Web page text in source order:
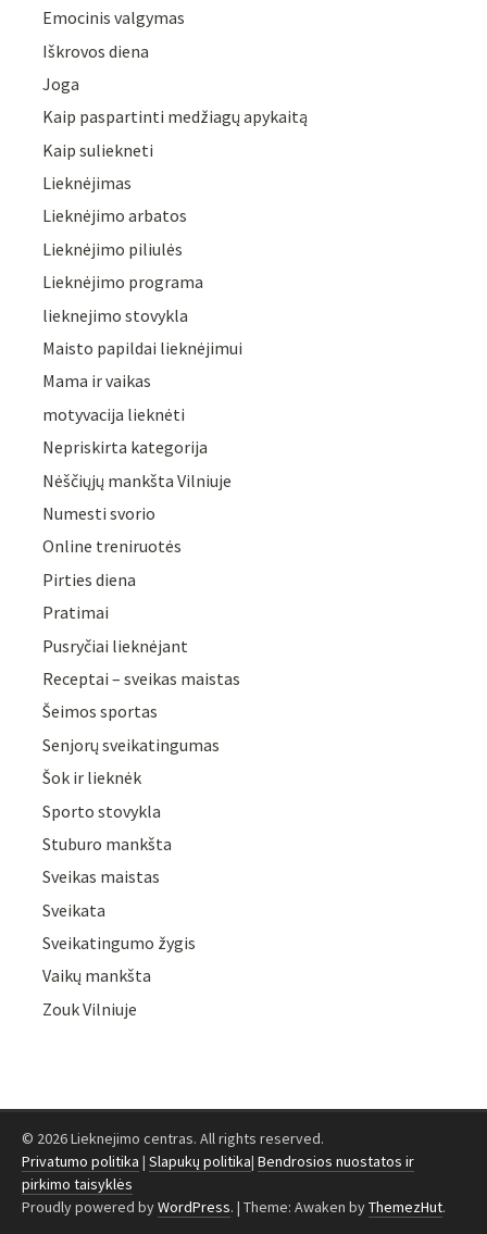
Emocinis valgymas
Iškrovos diena
Joga
Kaip paspartinti medžiagų apykaitą
Kaip suliekneti
Lieknėjimas
Lieknėjimo arbatos
Lieknėjimo piliulės
Lieknėjimo programa
lieknejimo stovykla
Maisto papildai lieknėjimui
Mama ir vaikas
motyvacija lieknėti
Nepriskirta kategorija
Nėščiųjų mankšta Vilniuje
Numesti svorio
Online treniruotės
Pirties diena
Pratimai
Pusryčiai lieknėjant
Receptai – sveikas maistas
Šeimos sportas
Senjorų sveikatingumas
Šok ir lieknėk
Sporto stovykla
Stuburo mankšta
Sveikas maistas
Sveikata
Sveikatingumo žygis
Vaikų mankšta
Zouk Vilniuje
© 2026 Lieknejimo centras. All rights reserved.
Privatumo politika | Slapukų politika| Bendrosios nuostatos ir
pirkimo taisyklės
Proudly powered byWordPress. | Theme: Awaken byThemezHut.